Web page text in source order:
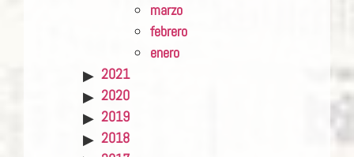
marzo
febrero
enero
2021
2020
2019
2018